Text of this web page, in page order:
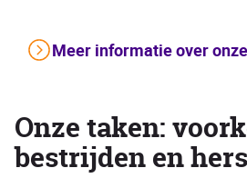
Meer informatie over
Onze taken:
bestrijden en